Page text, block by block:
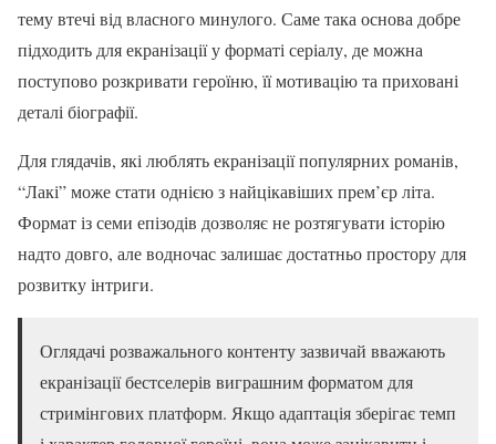
тему втечі від власного минулого. Саме така основа добре
підходить для екранізації у форматі серіалу, де можна
поступово розкривати героїню, її мотивацію та приховані
деталі біографії.
Для глядачів, які люблять екранізації популярних романів,
“Лакі” може стати однією з найцікавіших прем’єр літа.
Формат із семи епізодів дозволяє не розтягувати історію
надто довго, але водночас залишає достатньо простору для
розвитку інтриги.
Оглядачі розважального контенту зазвичай вважають
екранізації бестселерів виграшним форматом для
стримінгових платформ. Якщо адаптація зберігає темп